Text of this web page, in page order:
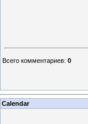
Всего комментариев: 0
Calendar